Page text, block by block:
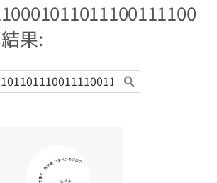
果: